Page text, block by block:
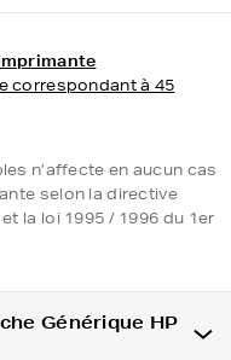
correspondant à 45
n’affecte en aucun cas
selon la directive
la loi 1995 / 1996 du 1er
Générique HP